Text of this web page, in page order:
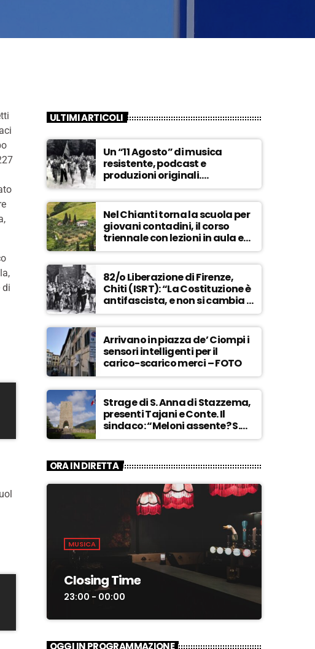
di
ULTIMI ARTICOLI
Un “11 Agosto” di musica
resistente, podcast e
produzioni originali.
Novaradio festeggia in onda
la Liberazione di Firenze
Nel Chianti torna la scuola per
giovani contadini, il corso
triennale con lezioni in aula e
tra i campi – ASCOLTA
82/o Liberazione di Firenze,
Chiti (ISRT): “La Costituzione è
antifascista, e non si cambia a
maggioranza” – ASCOLTA
Arrivano in piazza de’ Ciompi i
sensori intelligenti per il
carico-scarico merci – FOTO
Strage di S. Anna di Stazzema,
presenti Tajani e Conte. Il
sindaco: “Meloni assente? S.
Anna aperta tutto l’anno…” –
ORA IN DIRETTA
MUSICA
Closing Time
23:00 - 00:00
OGGI IN PROGRAMMAZIONE